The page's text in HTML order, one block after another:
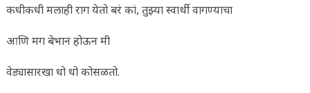
कधीकधी मलाही राग येतो बरं कां, तुझ्या स्वार्थी वागण्याचा
आणि मग बेभान होऊन मी
वेड्यासारखा धो धो कोसळतो.